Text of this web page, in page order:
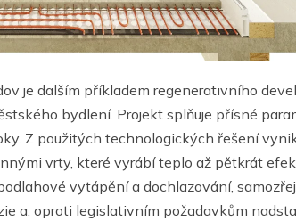
je dalším příkladem regenerativního
bydlení. Projekt splňuje přísné
Z použitých technologických řešení
vrty, které vyrábí teplo až pětkrát
vytápění a dochlazování,
a, oproti legislativním požadavkům